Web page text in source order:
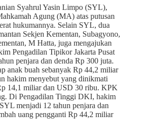
Syahrul Yasin Limpo (SYL),
Agung (MA) atas putusan
hukumannya. Selain SYL, dua
Sekjen Kementan, Subagyono,
M Hatta, juga mengajukan
Pengadilan Tipikor Jakarta Pusat
penjara dan denda Rp 300 juta.
anak buah sebanyak Rp 44,2 miliar
hakim menyebut yang dinikmati
14,1 miliar dan USD 30 ribu. KPK
Di Pengadilan Tinggi DKI, hakim
menjadi 12 tahun penjara dan
uang pengganti Rp 44,2 miliar